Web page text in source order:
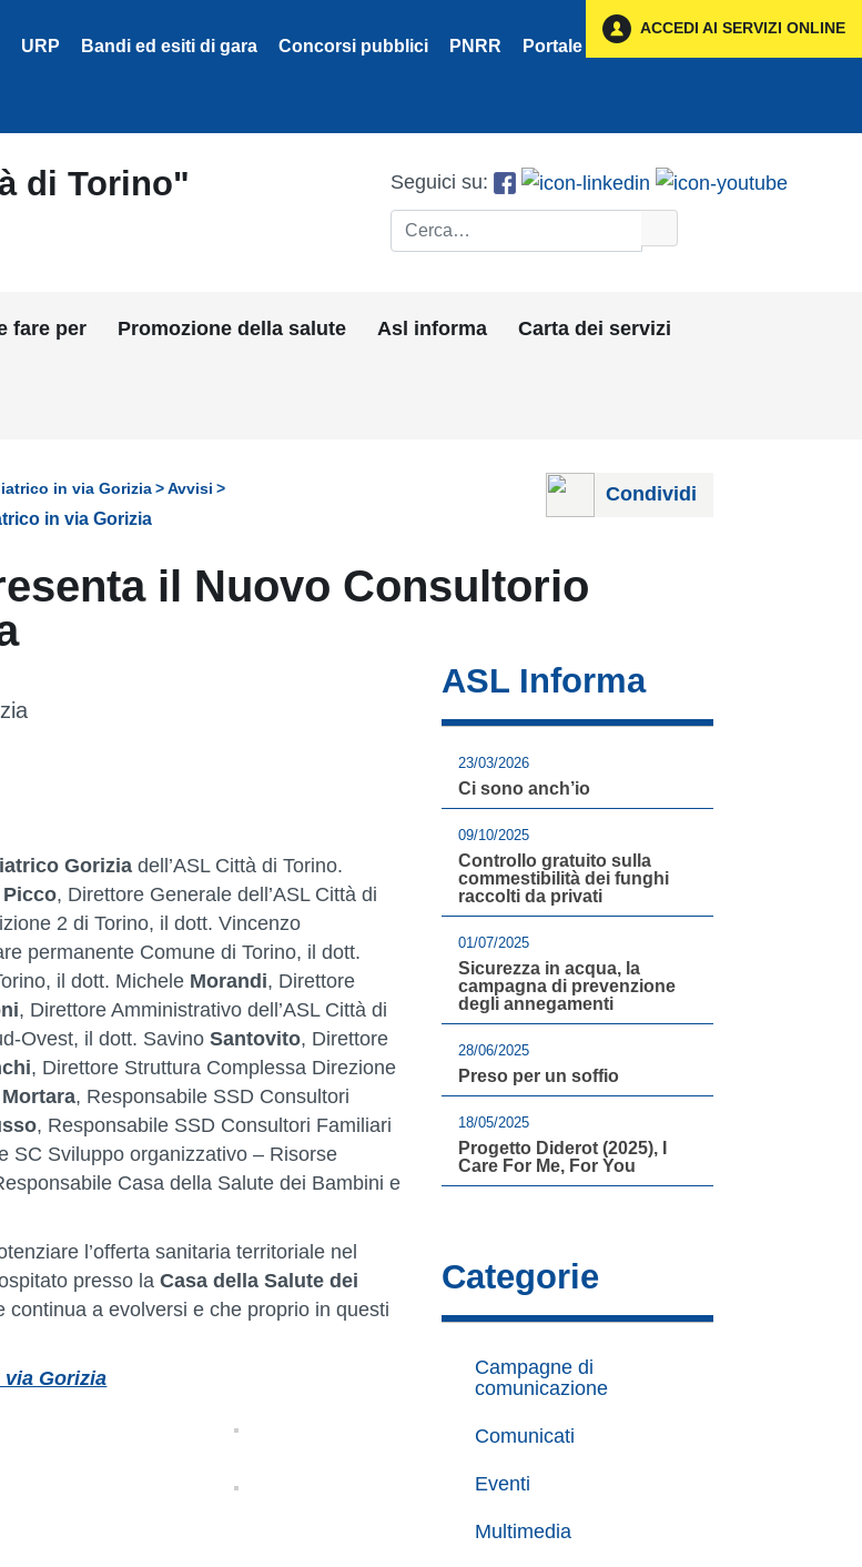
URP Bandi ed esiti di gara Concorsi pubblici PNRR Portale Fornitori
ACCEDI AI SERVIZI ONLINE
di Torino" Seguici su:
Cerca
fare per Promozione della salute Asl informa Carta dei servizi
in via Gorizia Avvisi
in via Gorizia
Condividi
il Nuovo Consultorio
Goriziadell’ASL Città di Torino.
Picco, Direttore Generale dell’ASL Città di
2 di Torino, il dott. Vincenzo
permanente Comune di Torino, il dott.
il dott. Michele Morandi, Direttore
, Direttore Amministrativo dell’ASL Città di
Ovest, il dott. SavinoSantovito, Direttore
, Direttore Struttura Complessa Direzione
Mortara, Responsabile SSD Consultori
, Responsabile SSD Consultori Familiari
SC Sviluppo organizzativo – Risorse
Casa della Salute dei Bambini e
l’offerta sanitaria territoriale nel
presso laCasa della Salute dei
continua a evolversi e che proprio in questi
Gorizia
ASL Informa
23/03/2026
Ci sono anch’io
09/10/2025
Controllo gratuito sulla
commestibilità dei funghi
raccolti da privati
01/07/2025
Sicurezza in acqua, la
campagna di prevenzione
degli annegamenti
28/06/2025
Preso per un soffio
18/05/2025
Progetto Diderot (2025), I
Care For Me, For You
Categorie
Campagne di
comunicazione
Comunicati
Eventi
Multimedia